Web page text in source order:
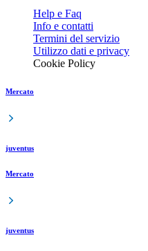
Help e Faq
Info e contatti
Termini del servizio
Utilizzo dati e privacy
Cookie Policy
Mercato
juventus
Mercato
juventus